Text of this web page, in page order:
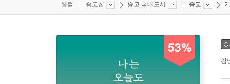
웰컴 중고샵 중고 국내도서 종교
53%
김